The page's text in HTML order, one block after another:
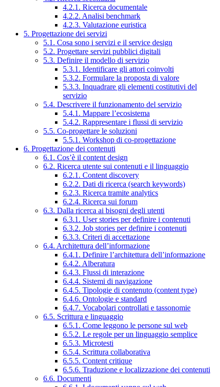
4.2.1. Ricerca documentale
4.2.2. Analisi benchmark
4.2.3. Valutazione euristica
5. Progettazione dei servizi
5.1. Cosa sono i servizi e il service design
5.2. Progettare servizi pubblici digitali
5.3. Definire il modello di servizio
5.3.1. Identificare gli attori coinvolti
5.3.2. Formulare la proposta di valore
5.3.3. Inquadrare gli elementi costitutivi del
servizio
5.4. Descrivere il funzionamento del servizio
5.4.1. Mappare l’ecosistema
5.4.2. Rappresentare i flussi di servizio
5.5. Co-progettare le soluzioni
5.5.1. Workshop di co-progettazione
6. Progettazione dei contenuti
6.1. Cos’è il content design
6.2. Ricerca utente sui contenuti e il linguaggio
6.2.1. Content discovery
6.2.2. Dati di ricerca (search keywords)
6.2.3. Ricerca tramite analytics
6.2.4. Ricerca sui forum
6.3. Dalla ricerca ai bisogni degli utenti
6.3.1. User stories per definire i contenuti
6.3.2. Job stories per definire i contenuti
6.3.3. Criteri di accettazione
6.4. Architettura dell’informazione
6.4.1. Definire l’architettura dell’informazione
6.4.2. Alberatura
6.4.3. Flussi di interazione
6.4.4. Sistemi di navigazione
6.4.5. Tipologie di contenuto (content type)
6.4.6. Ontologie e standard
6.4.7. Vocabolari controllati e tassonomie
6.5. Scrittura e linguaggio
6.5.1. Come leggono le persone sul web
6.5.2. Le regole per un linguaggio semplice
6.5.3. Microtesti
6.5.4. Scrittura collaborativa
6.5.5. Content critique
6.5.6. Traduzione e localizzazione dei contenuti
6.6. Documenti